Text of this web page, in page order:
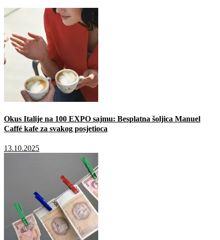
Okus Italije na 100 EXPO sajmu: Besplatna šoljica Manuel
Caffé kafe za svakog posjetioca
13.10.2025